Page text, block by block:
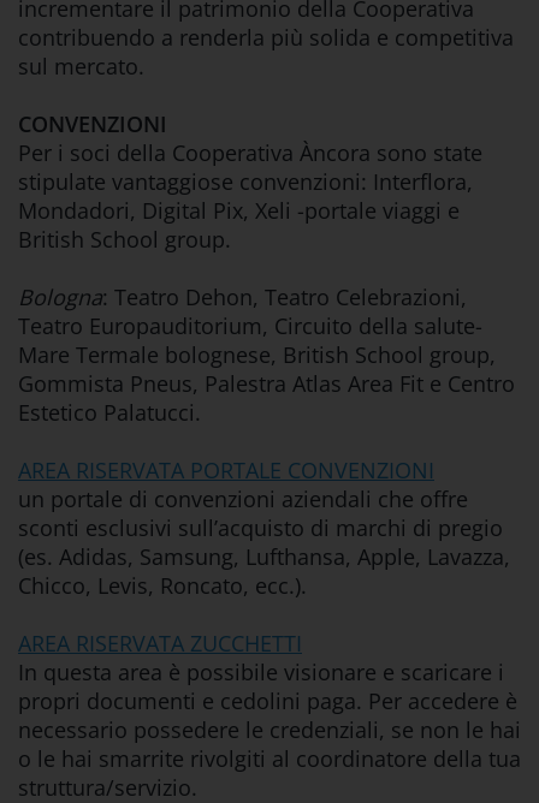
incrementare il patrimonio della Cooperativa
contribuendo a renderla più solida e competitiva
sul mercato.
CONVENZIONI
Per i soci della Cooperativa Àncora sono state
stipulate vantaggiose convenzioni: Interflora,
Mondadori, Digital Pix, Xeli -portale viaggi e
British School group.
Bologna: Teatro Dehon, Teatro Celebrazioni,
Teatro Europauditorium, Circuito della salute-
Mare Termale bolognese, British School group,
Gommista Pneus, Palestra Atlas Area Fit e Centro
Estetico Palatucci.
AREA RISERVATA PORTALE CONVENZIONI
un portale di convenzioni aziendali che offre
sconti esclusivi sull’acquisto di marchi di pregio
(es. Adidas, Samsung, Lufthansa, Apple, Lavazza,
Chicco, Levis, Roncato, ecc.).
AREA RISERVATA ZUCCHETTI
In questa area è possibile visionare e scaricare i
propri documenti e cedolini paga. Per accedere è
necessario possedere le credenziali, se non le hai
o le hai smarrite rivolgiti al coordinatore della tua
struttura/servizio.